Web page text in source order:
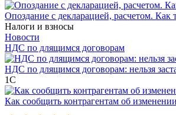
Опоздание с декларацией, расчетом. Как
Налоги и взносы
Новости
НДС по длящимся договорам
НДС по длящимся договорам: нельзя
1С
Как сообщить контрагентам об